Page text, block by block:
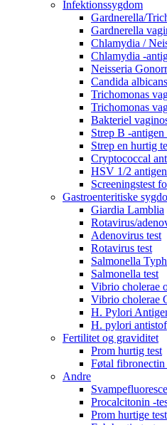
Infektionssygdom
Gardnerella/
Gardnerella
Chlamydia /
Chlamydia -
Neisseria
Candida albicans
Trichomonas
Trichomonas
Bakteriel
Strep B -antigen
Strep en hurtig
Cryptococcal
HSV 1/2
Screeningstest
Gastroenteritiske
Giardia Lamblia
Rotavirus/
Adenovirus test
Rotavirus test
Salmonella
Salmonella test
Vibrio cholerae
Vibrio cholerae
H. Pylori
H. pylori
Fertilitet og graviditet
Prom hurtig test
Føtal fibronectin
Andre
Procalcitonin -
Prom hurtige test